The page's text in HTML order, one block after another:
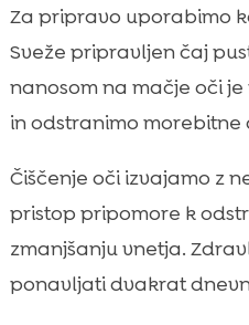
Za pripravo uporabimo
Sveže pripravljen čaj
nanosom na mačje oči
in odstranimo morebitne
Čiščenje oči izvajamo z
pristop pripomore k
zmanjšanju vnetja.
ponavljati dvakrat